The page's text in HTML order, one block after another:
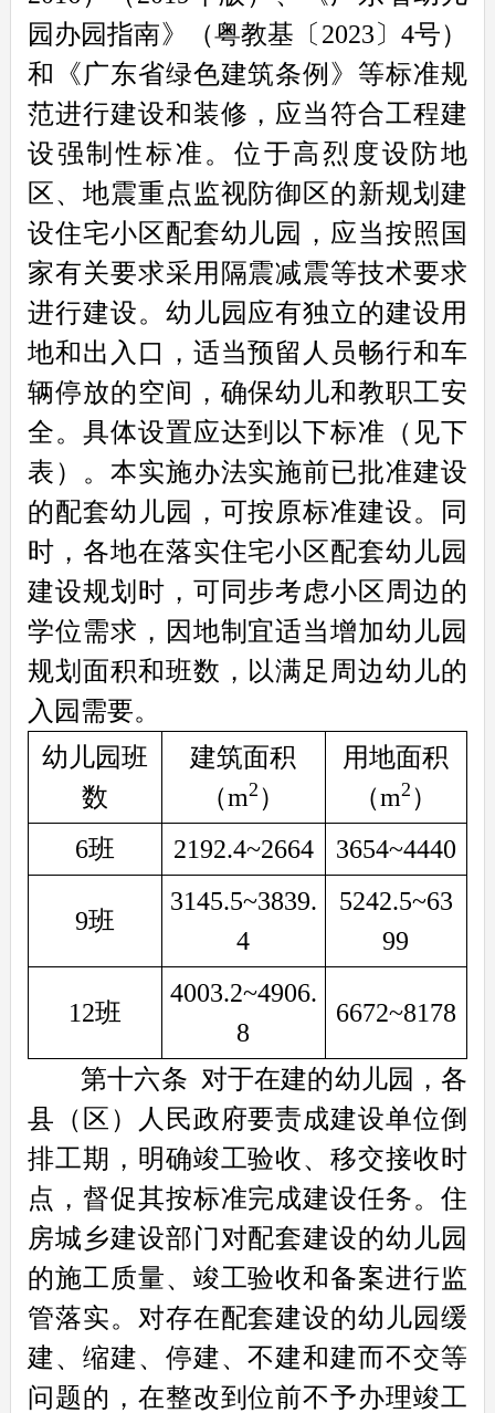
园办园指南》（粤教基〔2023〕4号）
和《广东省绿色建筑条例》等标准规
范进行建设和装修，应当符合工程建
设强制性标准。位于高烈度设防地
区、地震重点监视防御区的新规划建
设住宅小区配套幼儿园，应当按照国
家有关要求采用隔震减震等技术要求
进行建设。幼儿园应有独立的建设用
地和出入口，适当预留人员畅行和车
辆停放的空间，确保幼儿和教职工安
全。具体设置应达到以下标准（见下
表）。本实施办法实施前已批准建设
的配套幼儿园，可按原标准建设。同
时，各地在落实住宅小区配套幼儿园
建设规划时，可同步考虑小区周边的
学位需求，因地制宜适当增加幼儿园
规划面积和班数，以满足周边幼儿的
入园需要。
幼儿园班
数
建筑面积
（m2 ）
用地面积
（m2 ）
6班
2192.4~2664 3654~4440
9班
3145.5~3839.
4
5242.5~63
99
12班
4003.2~4906.
8
6672~8178
第十六条 对于在建的幼儿园，各
县（区）人民政府要责成建设单位倒
排工期，明确竣工验收、移交接收时
点，督促其按标准完成建设任务。住
房城乡建设部门对配套建设的幼儿园
的施工质量、竣工验收和备案进行监
管落实。对存在配套建设的幼儿园缓
建、缩建、停建、不建和建而不交等
问题的，在整改到位前不予办理竣工